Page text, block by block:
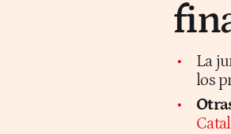
La
los